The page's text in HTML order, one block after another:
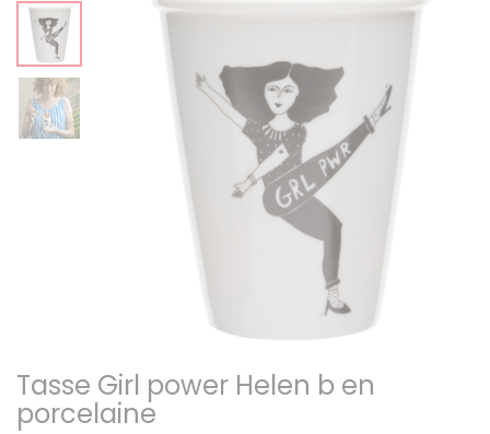
Tasse Girl power Helen b en
porcelaine